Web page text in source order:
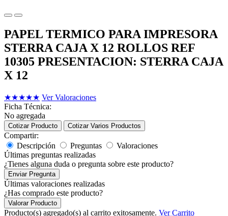
PAPEL TERMICO PARA IMPRESORA
STERRA CAJA X 12 ROLLOS REF
10305 PRESENTACION: STERRA CAJA
X 12
★★★★★ Ver Valoraciones
Ficha Técnica:
No agregada
Cotizar Producto Cotizar Varios Productos
Compartir:
Descripción
Preguntas
Valoraciones
Últimas preguntas realizadas
¿Tienes alguna duda o pregunta sobre este producto?
Enviar Pregunta
Últimas valoraciones realizadas
¿Has comprado este producto?
Valorar Producto
Producto(s) agregado(s) al carrito exitosamente. Ver Carrito